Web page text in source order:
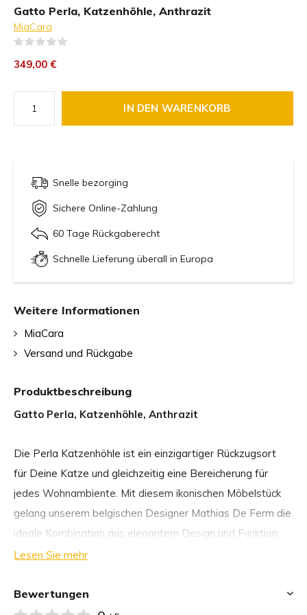
Gatto Perla, Katzenhöhle, Anthrazit
MiaCara
349,00 €
IN DEN WARENKORB
Snelle bezorging
Sichere Online-Zahlung
60 Tage Rückgaberecht
Schnelle Lieferung überall in Europa
Produktbeschreibung
Gatto Perla, Katzenhöhle, Anthrazit
Die Perla Katzenhöhle ist ein einzigartiger Rückzugsort
für Deine Katze und gleichzeitig eine Bereicherung für
jedes Wohnambiente. Mit diesem ikonischen Möbelstück
gelang unserem belgischen Designer Mathias De Ferm die
ideale Kombination aus elegantem Design und Funktion.
Katzenkorbes bietet Deinem Stubentiger die nötige
Geborgenheit für einen entspannten Schlaf. Das separat
Lesen Sie mehr
Weitere Informationen
MiaCara
Versand und Rückgabe
Bewertungen